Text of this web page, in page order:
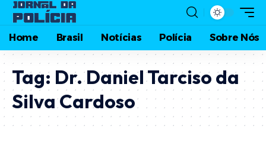
Home Brasil Notícias Polícia Sobre Nós
Tag: Dr. Daniel Tarciso da
Silva Cardoso